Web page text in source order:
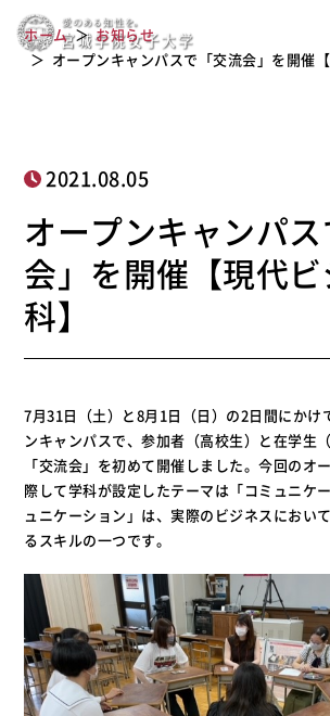
城
子
大
オープンキャンパスで「交流
催【現代ビジネス学科】
ホーム
お知らせ
オープンキャンパスで「交流会」を開催
2021.08.05
オープンキャンパ
会」を開催【現代
科】
7月31日（土）と8月1日（日）の2日間にかけ
ンキャンパスで、参加者（高校生）と在学生
「交流会」を初めて開催しました。今回のオ
際して学科が設定したテーマは「コミュニケ
ュニケーション」は、実際のビジネスにおい
るスキルの一つです。